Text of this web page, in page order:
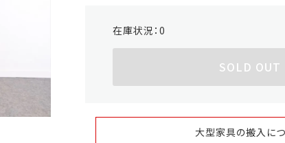
在庫状況： 0
SOLD OUT
大型家具の搬入に